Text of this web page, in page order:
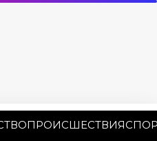
ПРОИСШЕСТВИЯ